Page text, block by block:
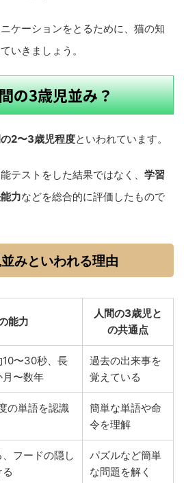
ケーションをとるために、猫の知
いきましょう。
の3歳児並み？
の2〜3歳児程度といわれています。
テストをした結果ではなく、 学習
力などを総合的に評価したもので
みといわれる理由
能力
人間の3歳児と
の共通点
〜30秒、長
〜数年
過去の出来事を
覚えている
の単語を認識
簡単な単語や命
令を理解
、フードの隠し
パズルなど簡単
な問題を解く